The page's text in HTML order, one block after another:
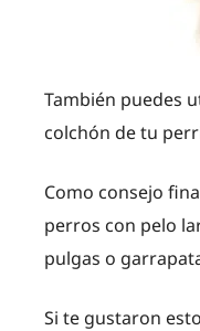
También puedes
colchón de tu
Como consejo
perros con pelo
pulgas o
Si te gustaron